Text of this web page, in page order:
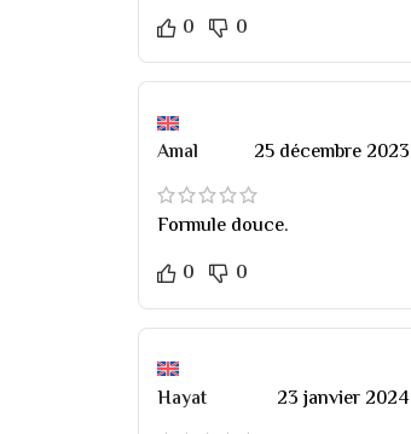
0
0
Amal 25 décembre 2023
Formule douce.
0
0
Hayat 23 janvier 2024